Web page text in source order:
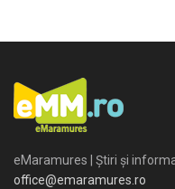
eMaramures | Știri și
office@emaramures.ro